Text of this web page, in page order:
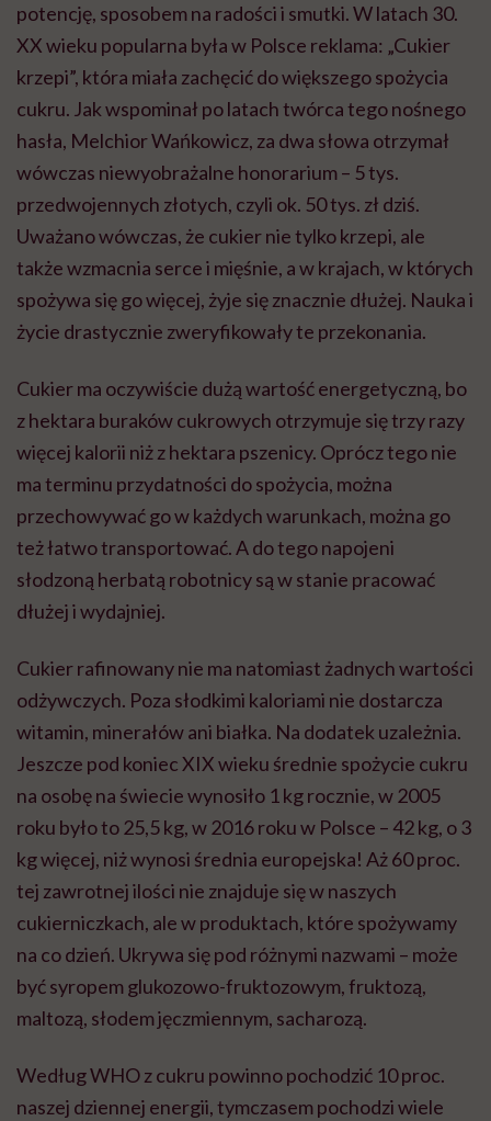
potencję, sposobem na radości i smutki. W latach 30.
XX wieku popularna była w Polsce reklama: „Cukier
krzepi”, która miała zachęcić do większego spożycia
cukru. Jak wspominał po latach twórca tego nośnego
hasła, Melchior Wańkowicz, za dwa słowa otrzymał
wówczas niewyobrażalne honorarium – 5 tys.
przedwojennych złotych, czyli ok. 50 tys. zł dziś.
Uważano wówczas, że cukier nie tylko krzepi, ale
także wzmacnia serce i mięśnie, a w krajach, w których
spożywa się go więcej, żyje się znacznie dłużej. Nauka i
życie drastycznie zweryfikowały te przekonania.
Cukier ma oczywiście dużą wartość energetyczną, bo
z hektara buraków cukrowych otrzymuje się trzy razy
więcej kalorii niż z hektara pszenicy. Oprócz tego nie
ma terminu przydatności do spożycia, można
przechowywać go w każdych warunkach, można go
też łatwo transportować. A do tego napojeni
słodzoną herbatą robotnicy są w stanie pracować
dłużej i wydajniej.
Cukier rafinowany nie ma natomiast żadnych wartości
odżywczych. Poza słodkimi kaloriami nie dostarcza
witamin, minerałów ani białka. Na dodatek uzależnia.
Jeszcze pod koniec XIX wieku średnie spożycie cukru
na osobę na świecie wynosiło 1 kg rocznie, w 2005
roku było to 25,5 kg, w 2016 roku w Polsce – 42 kg, o 3
kg więcej, niż wynosi średnia europejska! Aż 60 proc.
tej zawrotnej ilości nie znajduje się w naszych
cukierniczkach, ale w produktach, które spożywamy
na co dzień. Ukrywa się pod różnymi nazwami – może
być syropem glukozowo-fruktozowym, fruktozą,
maltozą, słodem jęczmiennym, sacharozą.
Według WHO z cukru powinno pochodzić 10 proc.
naszej dziennej energii, tymczasem pochodzi wiele